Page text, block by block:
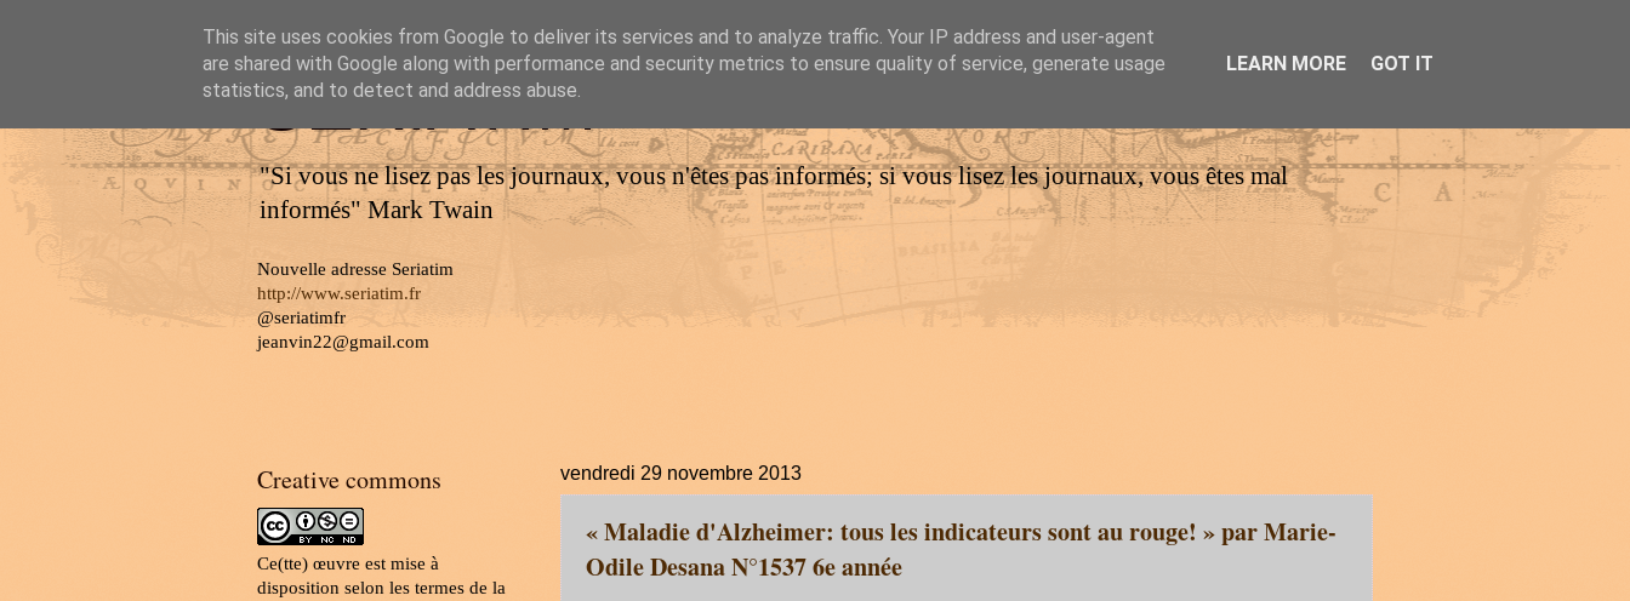
SERIATIM
"Si vous ne lisez pas les journaux, vous n'êtes pas informés; si vous lisez les journaux, vous êtes mal
informés" Mark Twain
Nouvelle adresse Seriatim
http://www.seriatim.fr
@seriatimfr
jeanvin22@gmail.com
vendredi 29 novembre 2013
« Maladie d'Alzheimer: tous les indicateurs sont au rouge! » par Marie-
Odile Desana N°1537 6e année
Creative commons
Ce(tte) œuvre est mise à
disposition selon les termes de la
This site uses cookies from Google to deliver its services and to analyze traffic. Your IP address and user-agent
are shared with Google along with performance and security metrics to ensure quality of service, generate usage
statistics, and to detect and address abuse.
LEARN MORE GOT IT